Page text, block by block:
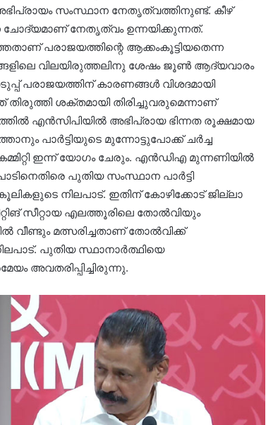
അഭിപ്രായം സംസ്ഥാന നേതൃത്വത്തിനുണ്ട്. കീഴ്
നേതൃത്വം ഉന്നയിക്കുന്നത്.
പരാജയത്തിന്റെ ആക്കംകൂട്ടിയതെന്ന
വിലയിരുത്തലിനു ശേഷം ജൂൺ ആദ്യവാരം
പരാജയത്തിന് കാരണങ്ങൾ വിശദമായി
തിരുത്തി ശക്തമായി തിരിച്ചുവരുമെന്നാണ്
എൻസിപിയിൽ അഭിപ്രായ ഭിന്നത രൂക്ഷമായ
പാർട്ടിയുടെ മുന്നോട്ടുപോക്ക് ചർച്ച
ഇന്ന് യോഗം ചേരും. എൻഡിഎ മുന്നണിയിൽ
പുതിയ സംസ്ഥാന പാർട്ടി
നിലപാട്. ഇതിന് കോഴിക്കോട് ജില്ലാ
സീറ്റായ എലത്തൂരിലെ തോൽവിയും
വീണ്ടും മത്സരിച്ചതാണ് തോൽവിക്ക്
പുതിയ സ്ഥാനാർത്ഥിയെ
അവതരിപ്പിച്ചിരുന്നു.